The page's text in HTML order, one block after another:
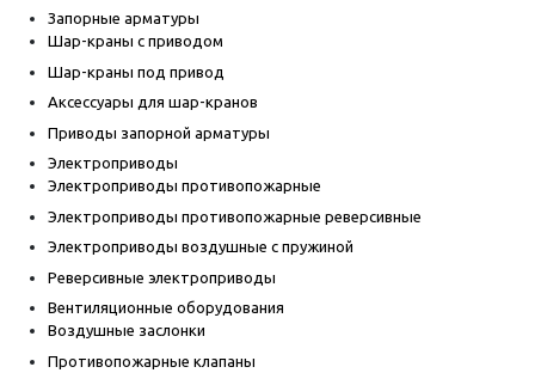
Запорные арматуры
Шар-краны с приводом
Шар-краны под привод
Аксессуары для шар-кранов
Приводы запорной арматуры
Электроприводы
Электроприводы противопожарные
Электроприводы противопожарные реверсивные
Электроприводы воздушные с пружиной
Реверсивные электроприводы
Вентиляционные оборудования
Воздушные заслонки
Противопожарные клапаны